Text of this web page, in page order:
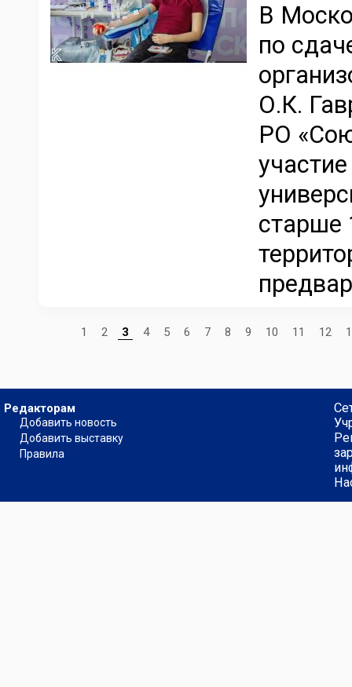
В
по
О.К.
РО
старше
1 2 3 4 5 6 7 8 9 10 11 12
Редакторам
Добавить новость
Добавить выставку
Правила